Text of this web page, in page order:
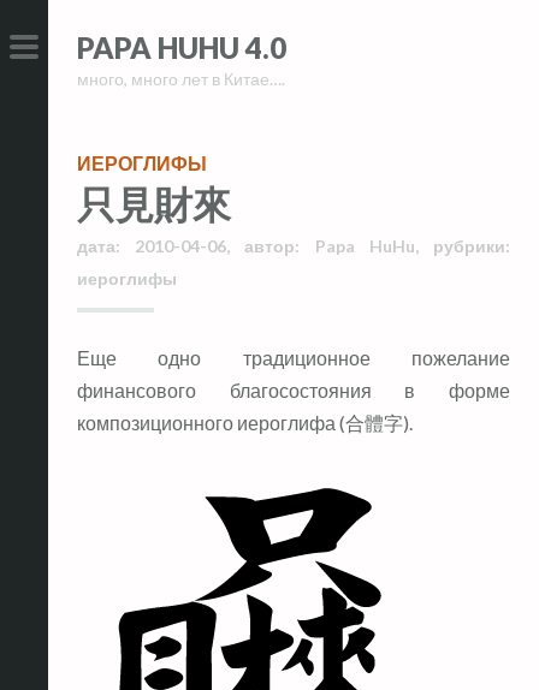
to
PRIMARY
to
PAPA HUHU 4.0
много, много лет в Китае….
ИЕРОГЛИФЫ
只見財來
дата: 2010-04-06, автор: Papa HuHu,рубрики:
иероглифы
Еще одно традиционное пожелание
финансового благосостояния в форме
композиционного иероглифа (合體字).